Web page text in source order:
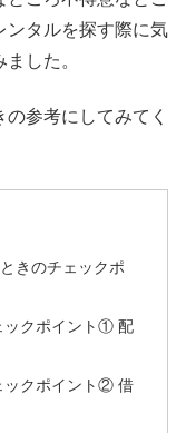
ンタルを探す際に気
した。
参考にしてみてく
きのチェックポ
ックポイント① 配
ックポイント② 借